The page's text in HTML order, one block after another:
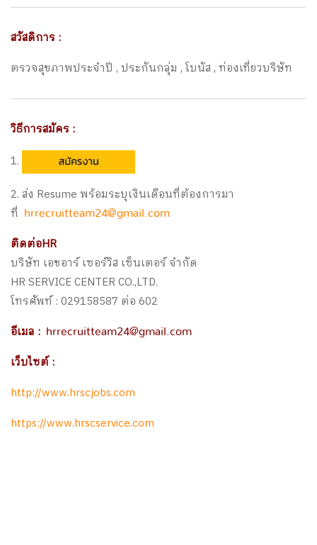
สวัสดิการ :
ตรวจสุขภาพประจำปี , ประกันกลุ่ม , โบนัส , ท่องเที่ยวบริษัท
วิธีการสมัคร :
1.
2. ส่ง Resume พร้อมระบุเงินเดือนที่ต้องการมา
ที่
hrrecruitteam24@gmail.com
ติดต่อHR
บริษัท เอชอาร์ เซอร์วิส เซ็นเตอร์ จำกัด
HR SERVICE CENTER CO.,LTD.
โทรศัพท์ : 029158587 ต่อ 602
อีเมล : hrrecruitteam24@gmail.com
เว็บไซต์ :
http://www.hrscjobs.com
https://www.hrscservice.com